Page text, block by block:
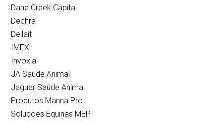
Dane Creek Capital
Dechra
Dellait
IMEX
Invoxia
JA Saúde Animal
Jaguar Saúde Animal
Produtos Manna Pro
Soluções Equinas MEP